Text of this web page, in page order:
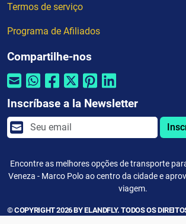
Termos de serviço
Programa de Afiliados
Compartilhe-nos
Inscríbase a la Newsletter
Encontre as melhores opções de transporte
Veneza - Marco Polo ao centro da cidade e
viagem.
© COPYRIGHT 2026 BY ELANDFLY. TODOS OS